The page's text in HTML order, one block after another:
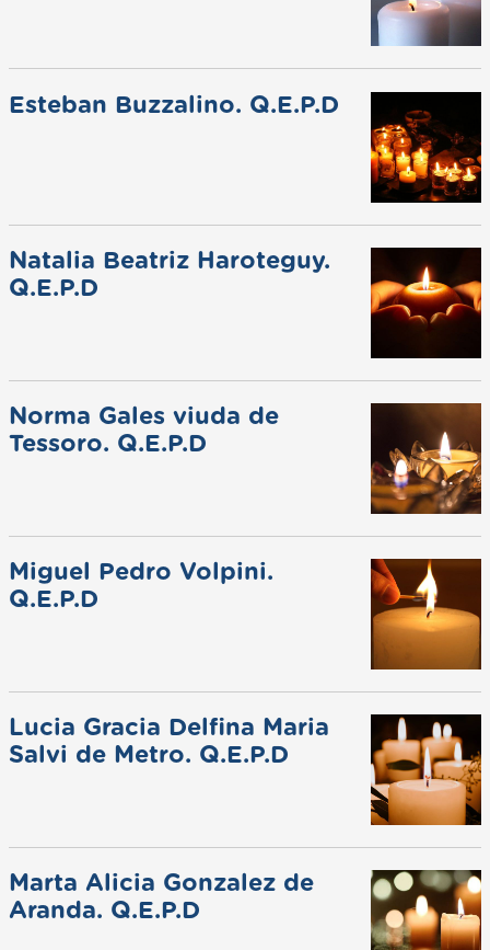
Esteban Buzzalino. Q.E.P.D
Natalia Beatriz Haroteguy.
Q.E.P.D
Norma Gales viuda de
Tessoro. Q.E.P.D
Miguel Pedro Volpini.
Q.E.P.D
Lucia Gracia Delfina Maria
Salvi de Metro. Q.E.P.D
Marta Alicia Gonzalez de
Aranda. Q.E.P.D